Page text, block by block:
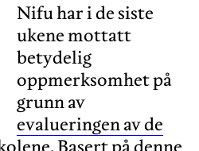
Nifu har i de siste
ukene mottatt
betydelig
oppmerksomhet på
grunn av
evalueringen av de
Basert på denne